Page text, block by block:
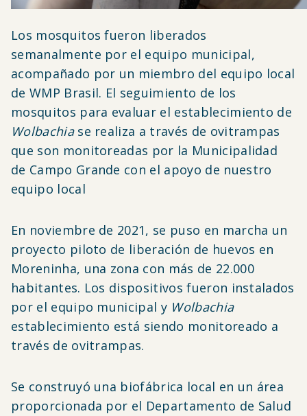
Los mosquitos fueron liberados
semanalmente por el equipo municipal,
acompañado por un miembro del equipo local
de WMP Brasil. El seguimiento de los
mosquitos para evaluar el establecimiento de
Wolbachiase realiza a través de ovitrampas
que son monitoreadas por la Municipalidad
de Campo Grande con el apoyo de nuestro
equipo local
En noviembre de 2021, se puso en marcha un
proyecto piloto de liberación de huevos en
Moreninha, una zona con más de 22.000
habitantes. Los dispositivos fueron instalados
por el equipo municipal y Wolbachia
establecimiento está siendo monitoreado a
través de ovitrampas.
Se construyó una biofábrica local en un área
proporcionada por el Departamento de Salud